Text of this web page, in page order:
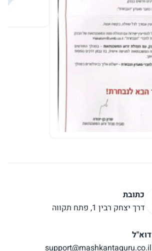
כתובת
דרך יצחק רבין 1, פתח תקווה
דוא"ל
support@mashkantaguru.co.il